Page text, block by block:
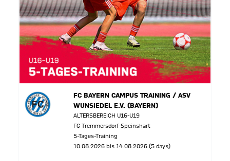
FC BAYERN CAMPUS TRAINING / ASV
WUNSIEDEL E.V. (BAYERN)
ALTERSBEREICH U16-U19
FC Tremmersdorf-Speinshart
5-Tages-Training
10.08.2026 bis 14.08.2026 (5 days)